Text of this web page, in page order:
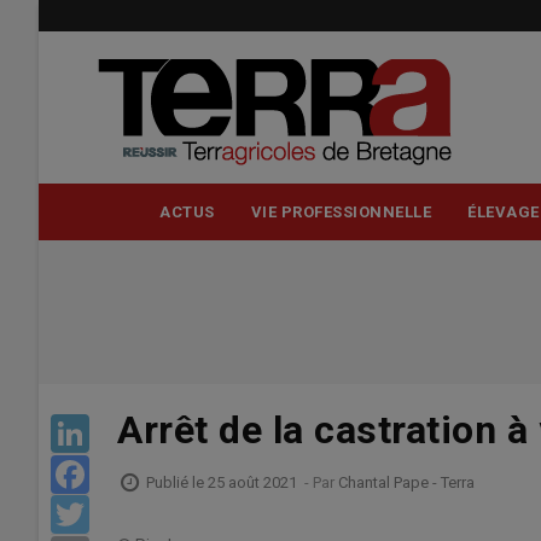
contenu
ACTUS VIE PROFESSIONNELLE ÉLEVAGE
LinkedIn
Facebook
Arrêt de la castration
Publié le 25 août 2021 - Par Chantal Pape - Terra